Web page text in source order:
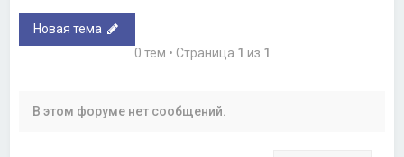
Новая тема
0 тем • Страница 1 из 1
В этом форуме нет сообщений.